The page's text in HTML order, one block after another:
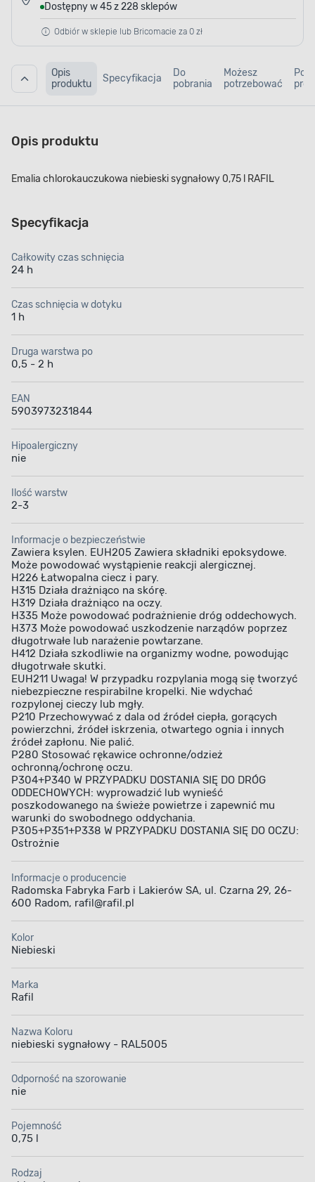
Dostępny w 45 z 228 sklepów
Odbiór w sklepie lub Bricomacie za 0 zł
Opis
produktu
Specyfikacja
Do
pobrania
Możesz
potrzebować
Opis produktu
Emalia chlorokauczukowa niebieski sygnałowy 0,75 l RAFIL
Specyfikacja
Całkowity czas schnięcia
24 h
Czas schnięcia w dotyku
1 h
Druga warstwa po
0,5 - 2 h
EAN
5903973231844
Hipoalergiczny
nie
Ilość warstw
2-3
Informacje o bezpieczeństwie
Zawiera ksylen. EUH205 Zawiera składniki epoksydowe.
Może powodować wystąpienie reakcji alergicznej.
H226 Łatwopalna ciecz i pary.
H315 Działa drażniąco na skórę.
H319 Działa drażniąco na oczy.
H335 Może powodować podrażnienie dróg oddechowych.
H373 Może powodować uszkodzenie narządów poprzez
długotrwałe lub narażenie powtarzane.
H412 Działa szkodliwie na organizmy wodne, powodując
długotrwałe skutki.
EUH211 Uwaga! W przypadku rozpylania mogą się tworzyć
niebezpieczne respirabilne kropelki. Nie wdychać
rozpylonej cieczy lub mgły.
P210 Przechowywać z dala od źródeł ciepła, gorących
powierzchni, źródeł iskrzenia, otwartego ognia i innych
źródeł zapłonu. Nie palić.
P280 Stosować rękawice ochronne/odzież
ochronną/ochronę oczu.
P304+P340 W PRZYPADKU DOSTANIA SIĘ DO DRÓG
ODDECHOWYCH: wyprowadzić lub wynieść
poszkodowanego na świeże powietrze i zapewnić mu
warunki do swobodnego oddychania.
P305+P351+P338 W PRZYPADKU DOSTANIA SIĘ DO OCZU:
Ostrożnie
Informacje o producencie
Radomska Fabryka Farb i Lakierów SA, ul. Czarna 29, 26-
600 Radom, rafil@rafil.pl
Kolor
Niebieski
Marka
Rafil
Nazwa Koloru
niebieski sygnałowy - RAL5005
Odporność na szorowanie
nie
Pojemność
0,75 l
Rodzaj